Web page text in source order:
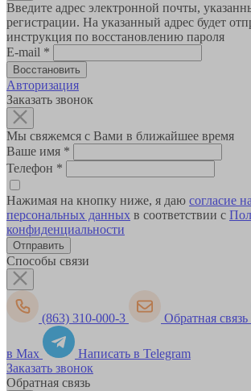
Введите адрес электронной почты,
регистрации. На указанный адрес будет
инструкция по восстановлению пароля
E-mail *
Авторизация
Заказать звонок
Мы свяжемся с Вами в ближайшее время
Ваше имя *
Телефон *
Нажимая на кнопку ниже, я даю согласие
персональных данных в соответствии с
конфиденциальности
Способы связи
(863) 310-000-3 Обратная связь
в Max
Написать в Telegram
Заказать звонок
Обратная связь